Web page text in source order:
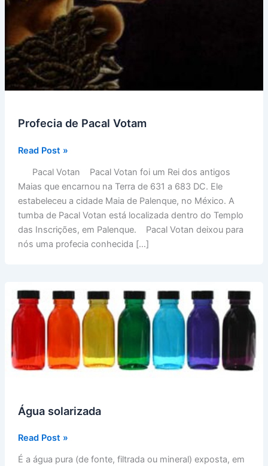
Profecia de Pacal Votam
Profecia
Pacal
Votam
Read Post »
Pacal Votan Pacal Votan foi um Rei dos antigos
Maias que encarnou na Terra de 631 a 683 DC. Ele
estabeleceu a cidade Maia de Palenque, no México. A
tumba de Pacal Votan está localizada dentro do Templo
das Inscrições, em Palenque. Pacal Votan deixou para
nós uma profecia conhecida […]
Água solarizada
Água
solarizada
Read Post »
É a água pura (de fonte, filtrada ou mineral) exposta, em